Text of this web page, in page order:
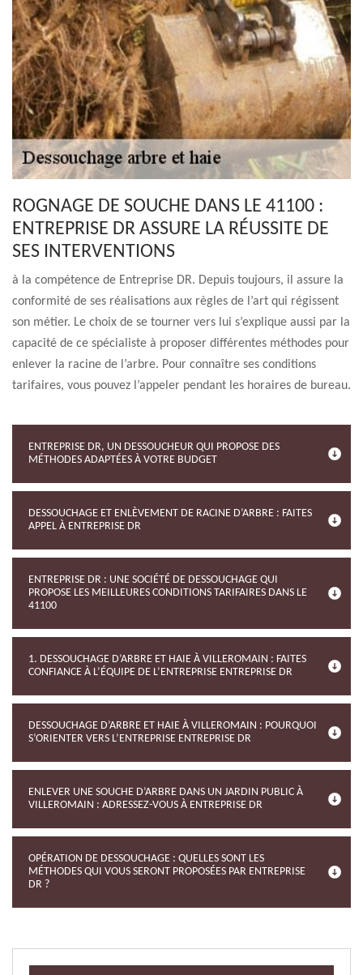
ROGNAGE DE SOUCHE DANS LE 41100 :
ENTREPRISE DR ASSURE LA RÉUSSITE DE
SES INTERVENTIONS
à la compétence de Entreprise DR. Depuis toujours, il assure la
conformité de ses réalisations aux règles de l’art qui régissent
son métier. Le choix de se tourner vers lui s’explique aussi par la
capacité de ce spécialiste à proposer différentes méthodes pour
enlever la racine de l’arbre. Pour connaître ses conditions
tarifaires, vous pouvez l’appeler pendant les horaires de bureau.
ENTREPRISE DR, UN DESSOUCHEUR QUI PROPOSE DES
MÉTHODES ADAPTÉES À VOTRE BUDGET
DESSOUCHAGE ET ENLÈVEMENT DE RACINE D’ARBRE : FAITES
APPEL À ENTREPRISE DR
ENTREPRISE DR : UNE SOCIÉTÉ DE DESSOUCHAGE QUI
PROPOSE LES MEILLEURES CONDITIONS TARIFAIRES DANS LE
41100
1. DESSOUCHAGE D’ARBRE ET HAIE À VILLEROMAIN : FAITES
CONFIANCE À L’ÉQUIPE DE L’ENTREPRISE ENTREPRISE DR
DESSOUCHAGE D’ARBRE ET HAIE À VILLEROMAIN : POURQUOI
S’ORIENTER VERS L’ENTREPRISE ENTREPRISE DR
ENLEVER UNE SOUCHE D’ARBRE DANS UN JARDIN PUBLIC À
VILLEROMAIN : ADRESSEZ-VOUS À ENTREPRISE DR
OPÉRATION DE DESSOUCHAGE : QUELLES SONT LES
MÉTHODES QUI VOUS SERONT PROPOSÉES PAR ENTREPRISE
DR ?